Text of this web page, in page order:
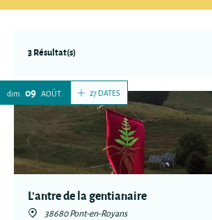
3 Résultat(s)
27 DATES
dim. 09 AOÛT
L'antre de la gentianaire
38680 Pont-en-Royans